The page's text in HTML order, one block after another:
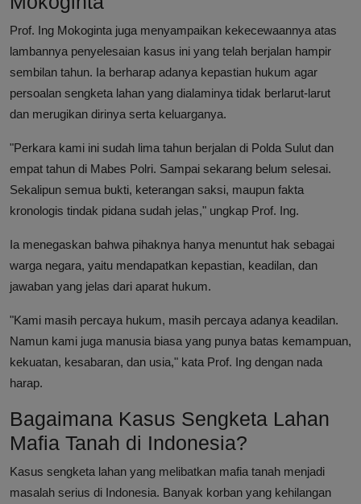
Prof. Ing Mokoginta juga menyampaikan kekecewaannya atas
lambannya penyelesaian kasus ini yang telah berjalan hampir
sembilan tahun. Ia berharap adanya kepastian hukum agar
persoalan sengketa lahan yang dialaminya tidak berlarut-larut
dan merugikan dirinya serta keluarganya.
"Perkara kami ini sudah lima tahun berjalan di Polda Sulut dan
empat tahun di Mabes Polri. Sampai sekarang belum selesai.
Sekalipun semua bukti, keterangan saksi, maupun fakta
kronologis tindak pidana sudah jelas," ungkap Prof. Ing.
Ia menegaskan bahwa pihaknya hanya menuntut hak sebagai
warga negara, yaitu mendapatkan kepastian, keadilan, dan
jawaban yang jelas dari aparat hukum.
"Kami masih percaya hukum, masih percaya adanya keadilan.
Namun kami juga manusia biasa yang punya batas kemampuan,
kekuatan, kesabaran, dan usia," kata Prof. Ing dengan nada
harap.
Bagaimana Kasus Sengketa Lahan
Mafia Tanah di Indonesia?
Kasus sengketa lahan yang melibatkan mafia tanah menjadi
masalah serius di Indonesia. Banyak korban yang kehilangan